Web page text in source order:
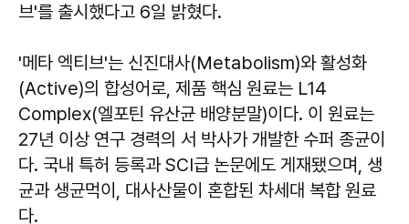
브'를 출시했다고 6일 밝혔다.
'메타 엑티브'는 신진대사(Metabolism)와 활성화
(Active)의 합성어로, 제품 핵심 원료는 L14
Complex(엘포틴 유산균 배양분말)이다. 이 원료는
27년 이상 연구 경력의 서 박사가 개발한 수퍼 종균이
다. 국내 특허 등록과 SCI급 논문에도 게재됐으며, 생
균과 생균먹이, 대사산물이 혼합된 차세대 복합 원료
다.